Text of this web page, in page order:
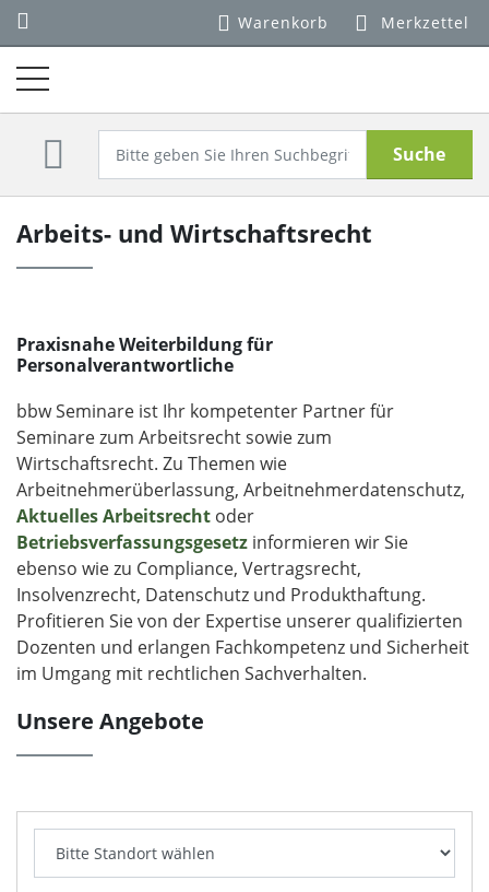
Warenkorb Merkzettel
Suche
Arbeits- und Wirtschaftsrecht
Praxisnahe Weiterbildung für
Personalverantwortliche
bbw Seminare ist Ihr kompetenter Partner für
Seminare zum Arbeitsrecht sowie zum
Wirtschaftsrecht. Zu Themen wie
Arbeitnehmerüberlassung, Arbeitnehmerdatenschutz,
Aktuelles Arbeitsrecht oder
Betriebsverfassungsgesetz informieren wir Sie
ebenso wie zu Compliance, Vertragsrecht,
Insolvenzrecht, Datenschutz und Produkthaftung.
Profitieren Sie von der Expertise unserer qualifizierten
Dozenten und erlangen Fachkompetenz und Sicherheit
im Umgang mit rechtlichen Sachverhalten.
Unsere Angebote